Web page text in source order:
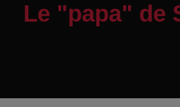
Le "papa" de